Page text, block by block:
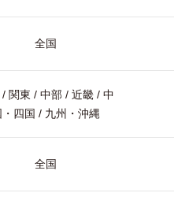
全国
関東 / 中部 / 近畿 / 中
・四国 / 九州・沖縄
全国